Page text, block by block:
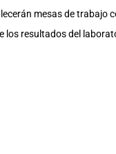
mesas de trabajo
resultados del